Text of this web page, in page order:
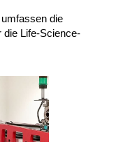
die
die Life-Science-